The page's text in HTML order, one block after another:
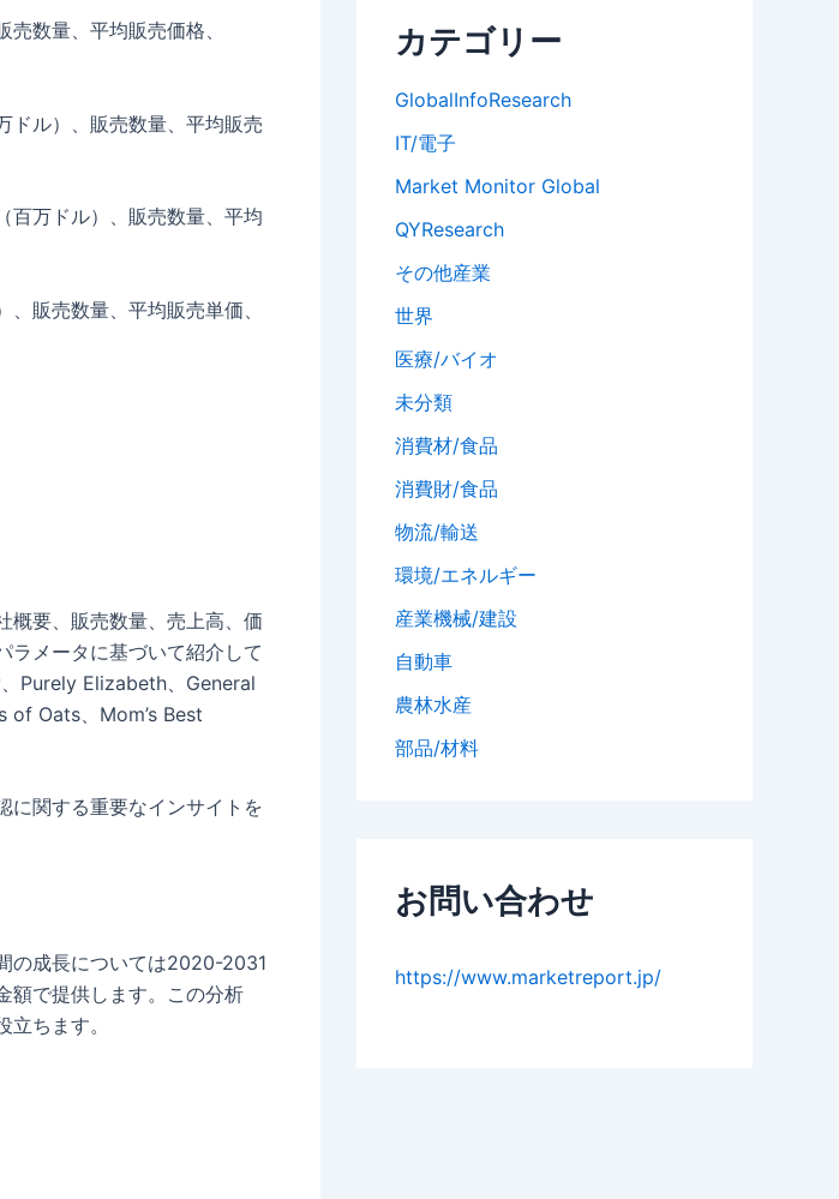
数量、平均販売価格、
ドル）、販売数量、平均販売
百万ドル）、販売数量、平均
販売数量、平均販売単価、
概要、販売数量、売上高、価
ラメータに基づいて紹介して
Purely Elizabeth、General
of Oats、Mom’s Best
に関する重要なインサイトを
の成長については2020-2031
額で提供します。この分析
ちます。
カテゴリー
GlobalInfoResearch
IT/電子
Market Monitor Global
QYResearch
その他産業
世界
医療/バイオ
未分類
消費材/食品
消費財/食品
物流/輸送
環境/エネルギー
産業機械/建設
自動車
農林水産
部品/材料
お問い合わせ
https://www.marketreport.jp/